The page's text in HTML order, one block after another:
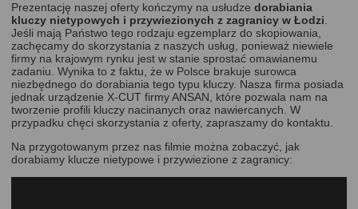
Prezentację naszej oferty kończymy na usłudze dorabiania
kluczy nietypowych i przywiezionych z zagranicy w Łodzi
Jeśli mają Państwo tego rodzaju egzemplarz do skopiowania,
zachęcamy do skorzystania z naszych usług, ponieważ niewiele
firmy na krajowym rynku jest w stanie sprostać omawianemu
zadaniu. Wynika to z faktu, że w Polsce brakuje surowca
niezbędnego do dorabiania tego typu kluczy. Nasza firma posiada
jednak urządzenie X-CUT firmy ANSAN, które pozwala nam na
tworzenie profili kluczy nacinanych oraz nawiercanych. W
przypadku chęci skorzystania z oferty, zapraszamy do kontaktu.
Na przygotowanym przez nas filmie można zobaczyć, jak
dorabiamy klucze nietypowe i przywiezione z zagranicy: